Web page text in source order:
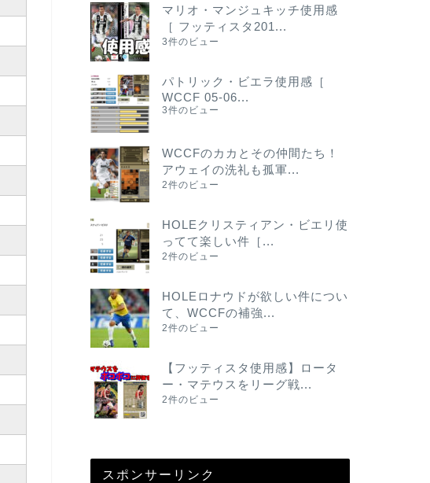
マリオ・マンジュキッチ使用感
［ フッティスタ201...
3件のビュー
パトリック・ビエラ使用感［
WCCF 05-06...
3件のビュー
WCCFのカカとその仲間たち！
アウェイの洗礼も孤軍...
2件のビュー
HOLEクリスティアン・ビエリ使
ってて楽しい件［...
2件のビュー
HOLEロナウドが欲しい件につい
て、WCCFの補強...
2件のビュー
【フッティスタ使用感】ロータ
ー・マテウスをリーグ戦...
2件のビュー
スポンサーリンク